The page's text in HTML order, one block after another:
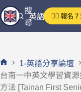
跳
至
主
容
英語分享論壇
搜
尋
👉🏻 報名
首
頁
1-英語分享論壇
台南一中英文學習資
方法 [Tainan First